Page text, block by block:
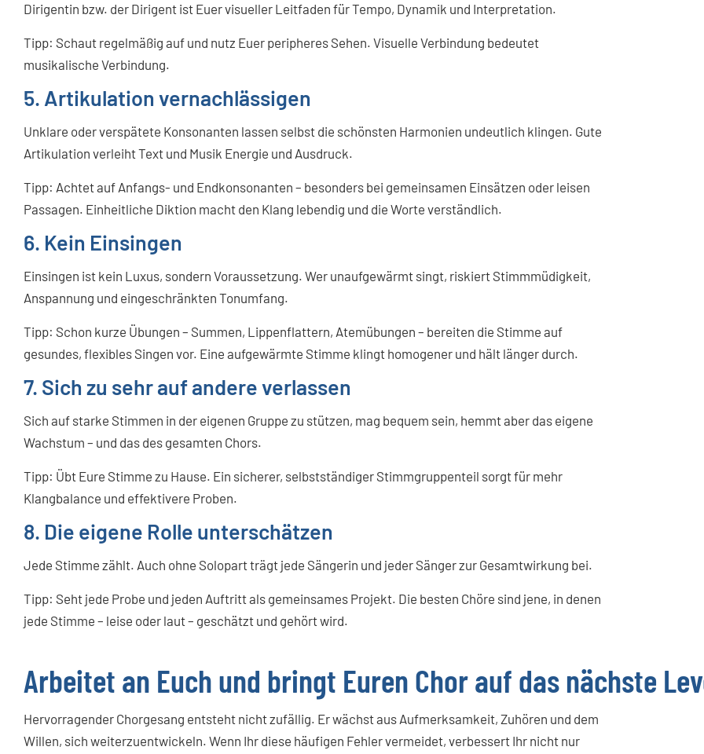
Dirigentin bzw. der Dirigent ist Euer visueller Leitfaden für Tempo, Dynamik und Interpretation.
Tipp: Schaut regelmäßig auf und nutz Euer peripheres Sehen. Visuelle Verbindung bedeutet
musikalische Verbindung.
5. Artikulation vernachlässigen
Unklare oder verspätete Konsonanten lassen selbst die schönsten Harmonien undeutlich klingen. Gute
Artikulation verleiht Text und Musik Energie und Ausdruck.
Tipp: Achtet auf Anfangs- und Endkonsonanten – besonders bei gemeinsamen Einsätzen oder leisen
Passagen. Einheitliche Diktion macht den Klang lebendig und die Worte verständlich.
6. Kein Einsingen
Einsingen ist kein Luxus, sondern Voraussetzung. Wer unaufgewärmt singt, riskiert Stimmmüdigkeit,
Anspannung und eingeschränkten Tonumfang.
Tipp: Schon kurze Übungen – Summen, Lippenflattern, Atemübungen – bereiten die Stimme auf
gesundes, flexibles Singen vor. Eine aufgewärmte Stimme klingt homogener und hält länger durch.
7. Sich zu sehr auf andere verlassen
Sich auf starke Stimmen in der eigenen Gruppe zu stützen, mag bequem sein, hemmt aber das eigene
Wachstum – und das des gesamten Chors.
Tipp: Übt Eure Stimme zu Hause. Ein sicherer, selbstständiger Stimmgruppenteil sorgt für mehr
Klangbalance und effektivere Proben.
8. Die eigene Rolle unterschätzen
Jede Stimme zählt. Auch ohne Solopart trägt jede Sängerin und jeder Sänger zur Gesamtwirkung bei.
Tipp: Seht jede Probe und jeden Auftritt als gemeinsames Projekt. Die besten Chöre sind jene, in denen
jede Stimme – leise oder laut – geschätzt und gehört wird.
Arbeitet an Euch und bringt Euren Chor auf das nächste
Hervorragender Chorgesang entsteht nicht zufällig. Er wächst aus Aufmerksamkeit, Zuhören und dem
Willen, sich weiterzuentwickeln. Wenn Ihr diese häufigen Fehler vermeidet, verbessert Ihr nicht nur